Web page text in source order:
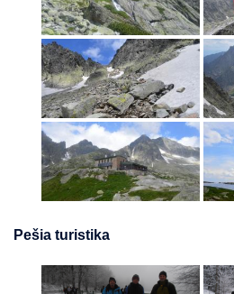
Pešia turistika